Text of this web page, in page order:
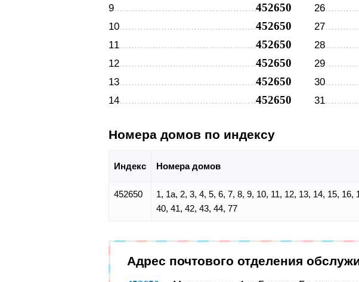
9 452650
10 452650
11 452650
12 452650
13 452650
14 452650
26
27
28
29
30
31
Номера домов по индексу
Индекс Номера домов
452650
1, 1а, 2, 3, 4, 5, 6, 7, 8, 9, 10, 11, 12, 13, 14, 15,
40, 41, 42, 43, 44, 77
Адрес почтового отделения